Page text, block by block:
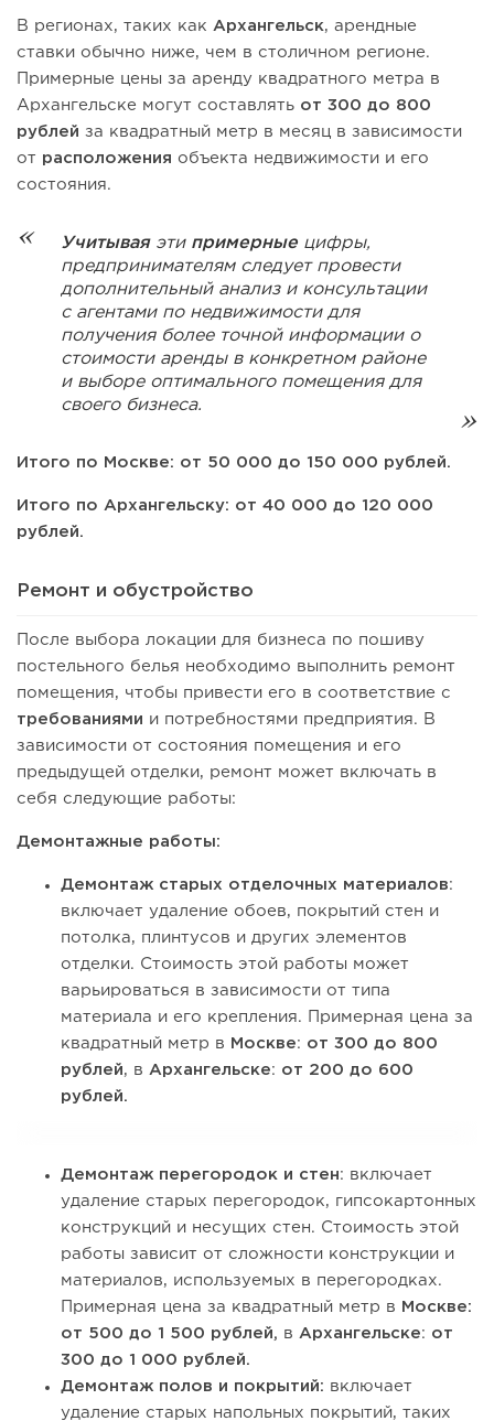
В регионах, таких как Архангельск, арендные
ставки обычно ниже, чем в столичном регионе.
Примерные цены за аренду квадратного метра в
Архангельске могут составлять от 300 до 800
рублей за квадратный метр в месяц в зависимости
от расположения объекта недвижимости и его
состояния.
Учитываяэти примерные цифры,
предпринимателям следует провести
дополнительный анализ и консультации
с агентами по недвижимости для
получения более точной информации о
стоимости аренды в конкретном районе
и выборе оптимального помещения для
своего бизнеса.
Итого по Москве: от 50 000 до 150 000 рублей.
Итого по Архангельску: от 40 000 до 120 000
рублей.
Ремонт и обустройство
После выбора локации для бизнеса по пошиву
постельного белья необходимо выполнить ремонт
помещения, чтобы привести его в соответствие с
требованиями и потребностями предприятия. В
зависимости от состояния помещения и его
предыдущей отделки, ремонт может включать в
себя следующие работы:
Демонтажные работы:
Демонтаж старых отделочных материалов:
включает удаление обоев, покрытий стен и
потолка, плинтусов и других элементов
отделки. Стоимость этой работы может
варьироваться в зависимости от типа
материала и его крепления. Примерная цена за
квадратный метр в
Москве: от 300 до 800
рублей, в Архангельске: от 200 до 600
рублей.
Демонтаж перегородок и стен: включает
удаление старых перегородок, гипсокартонных
конструкций и несущих стен. Стоимость этой
работы зависит от сложности конструкции и
материалов, используемых в перегородках.
Примерная цена за квадратный метр в
Москве:
от 500 до 1 500 рублей, в Архангельске: от
300 до 1 000 рублей.
Демонтаж полов и покрытий: включает
удаление старых напольных покрытий, таких